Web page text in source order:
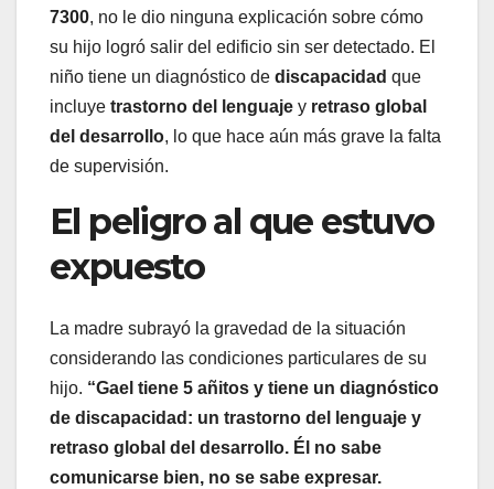
7300, no le dio ninguna explicación sobre cómo
su hijo logró salir del edificio sin ser detectado. El
niño tiene un diagnóstico de discapacidad que
incluye trastorno del lenguaje y retraso global
del desarrollo, lo que hace aún más grave la falta
de supervisión.
El peligro al que estuvo
expuesto
La madre subrayó la gravedad de la situación
considerando las condiciones particulares de su
hijo. “Gael tiene 5 añitos y tiene un diagnóstico
de discapacidad: un trastorno del lenguaje y
retraso global del desarrollo. Él no sabe
comunicarse bien, no se sabe expresar.